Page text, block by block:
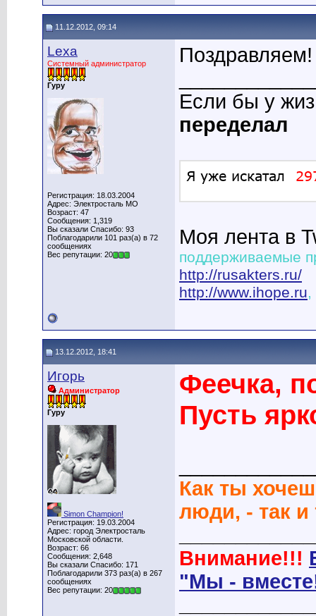
11.12.2012, 09:14
Lexa
Системный администратор
Гуру
Регистрация: 18.03.2004
Адрес: Электросталь МО
Возраст: 47
Сообщения: 1,319
Вы сказали Спасибо: 93
Поблагодарили 101 раз(а) в 72
сообщениях
Вес репутации: 20
Поздравляем!
Если бы у
переделал
Моя лента в
поддерживаемые
http://rusakters.ru/
http://www.ihope.ru,
13.12.2012, 18:41
Игорь
Администратор
Гуру
Simon Champion!
Регистрация: 19.03.2004
Адрес: город Электросталь
Московской области.
Возраст: 66
Сообщения: 2,648
Вы сказали Спасибо: 171
Поблагодарили 373 раз(а) в 267
сообщениях
Вес репутации: 20
Феечка,
Пусть
Как ты
люди, - так
Внимание!!!
"Мы -